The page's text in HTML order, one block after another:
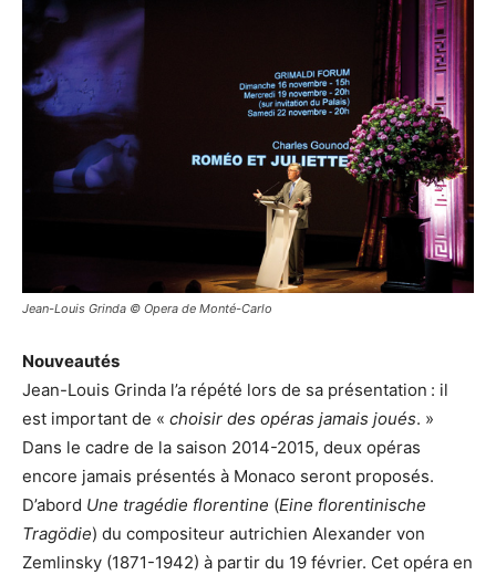
Jean-Louis Grinda © Opera de Monté-Carlo
Nouveautés
Jean-Louis Grinda l’a répété lors de sa présentation : il
est important de « choisir des opéras jamais joués. »
Dans le cadre de la saison 2014-2015, deux opéras
encore jamais présentés à Monaco seront proposés.
D’abord Une tragédie florentine (Eine florentinische
Tragödie) du compositeur autrichien Alexander von
Zemlinsky (1871-1942) à partir du 19 février. Cet opéra en